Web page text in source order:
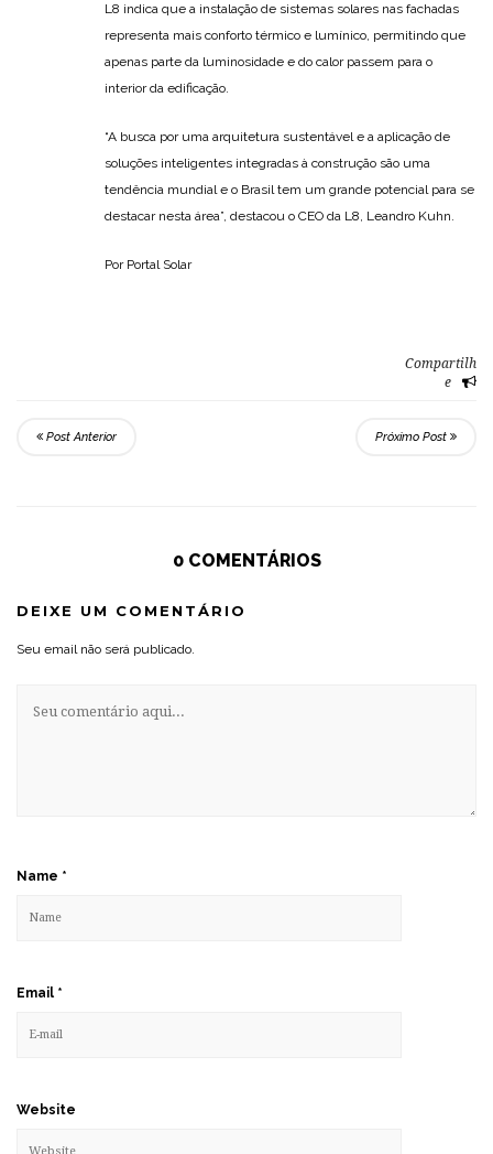
L8 indica que a instalação de sistemas solares nas fachadas
representa mais conforto térmico e lumínico, permitindo que
apenas parte da luminosidade e do calor passem para o
interior da edificação.
“A busca por uma arquitetura sustentável e a aplicação de
soluções inteligentes integradas à construção são uma
tendência mundial e o Brasil tem um grande potencial para se
destacar nesta área”, destacou o CEO da L8, Leandro Kuhn.
Por Portal Solar
Compartilh
e
Post Anterior Próximo Post
0 COMENTÁRIOS
DEIXE UM COMENTÁRIO
Seu email não será publicado.
Name *
Email *
Website